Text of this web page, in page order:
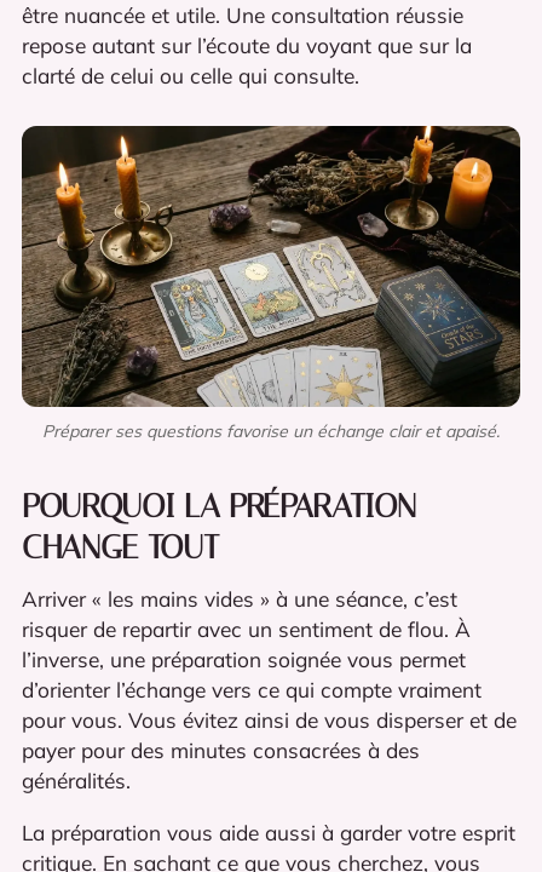
être nuancée et utile. Une consultation réussie
repose autant sur l’écoute du voyant que sur la
clarté de celui ou celle qui consulte.
Préparer ses questions favorise un échange clair et apaisé.
POURQUOI LA PRÉPARATION
CHANGE TOUT
Arriver « les mains vides » à une séance, c’est
risquer de repartir avec un sentiment de flou. À
l’inverse, une préparation soignée vous permet
d’orienter l’échange vers ce qui compte vraiment
pour vous. Vous évitez ainsi de vous disperser et de
payer pour des minutes consacrées à des
généralités.
La préparation vous aide aussi à garder votre esprit
critique. En sachant ce que vous cherchez, vous